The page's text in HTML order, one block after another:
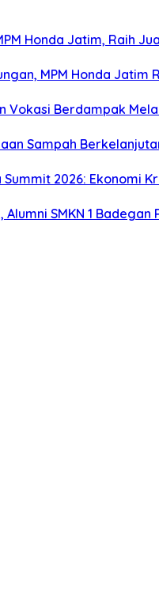
Honda Jatim, Raih
MPM Honda Jatim
Vokasi Berdampak
Sampah
2026: Ekonomi
SMKN 1